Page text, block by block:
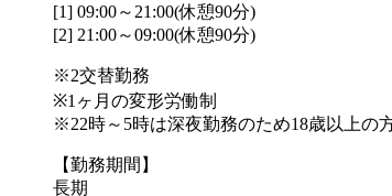
[1] 09:00～21:00(休憩90分)
[2] 21:00～09:00(休憩90分)
※2交替勤務
※1ヶ月の変形労働制
※22時～5時は深夜勤務のため18歳以上の
【勤務期間】
長期